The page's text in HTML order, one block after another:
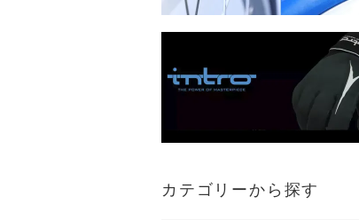
カテゴリーから探す